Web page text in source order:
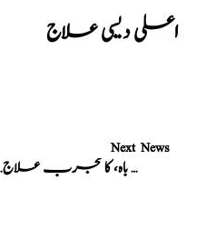
اعلی دیسی علاج
نسخہ الشفاء :
Next News
نسخہ الشفاء : انتہائی زبردست ضعف باہ، کا مجرب علاج